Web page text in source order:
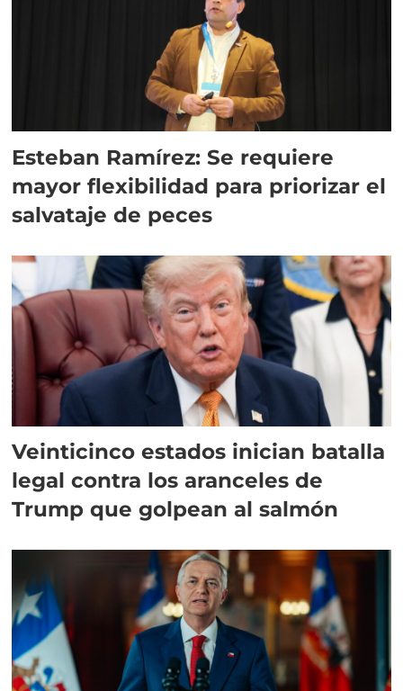
Esteban Ramírez: Se requiere
mayor flexibilidad para priorizar el
salvataje de peces
Veinticinco estados inician batalla
legal contra los aranceles de
Trump que golpean al salmón